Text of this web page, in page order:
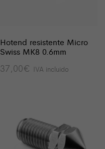
Hotend resistente Micro
Swiss MK8 0.6mm
37,00€ IVA incluido